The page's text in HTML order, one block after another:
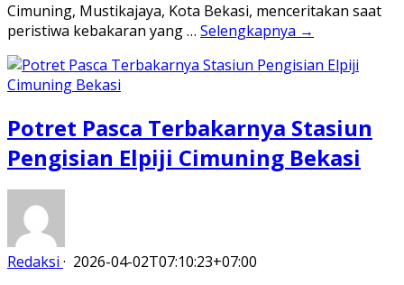
Cimuning, Mustikajaya, Kota Bekasi, menceritakan saat
peristiwa kebakaran yang … Selengkapnya →
Potret Pasca Terbakarnya Stasiun
Pengisian Elpiji Cimuning Bekasi
Redaksi · 2026-04-02T07:10:23+07:00